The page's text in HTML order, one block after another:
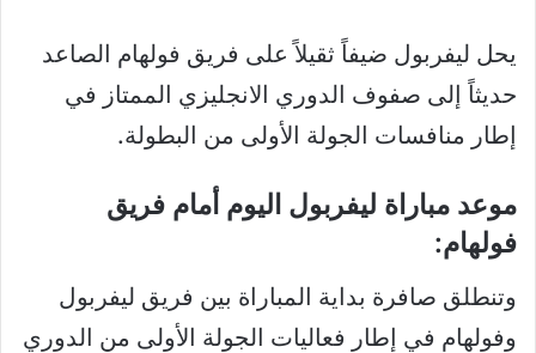
يحل ليفربول ضيفاً ثقيلاً على فريق فولهام الصاعد
حديثاً إلى صفوف الدوري الانجليزي الممتاز في
إطار منافسات الجولة الأولى من البطولة.
موعد مباراة ليفربول اليوم أمام فريق
فولهام:
وتنطلق صافرة بداية المباراة بين فريق ليفربول
وفولهام في إطار فعاليات الجولة الأولى من الدوري